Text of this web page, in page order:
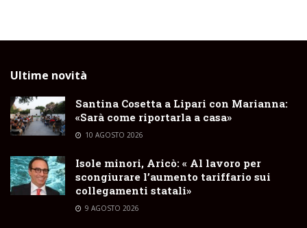
Ultime novità
Santina Cosetta a Lipari con Marianna:
«Sarà come riportarla a casa»
10 AGOSTO 2026
Isole minori, Aricò: « Al lavoro per
scongiurare l’aumento tariffario sui
collegamenti statali»
9 AGOSTO 2026